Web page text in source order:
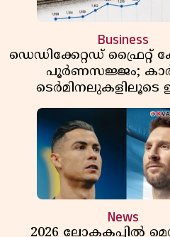
Business
ഡെഡിക്കേറ്റഡ് ഫ്രൈറ്റ്
പൂർണസജ്ജം;
ടെർമിനലുകളിലൂടെ
റെയിൽവേയുടെ ചരക്ക്
വൻ കുതിപ്പ്
News
2026 ലോകകപ്പിൽ